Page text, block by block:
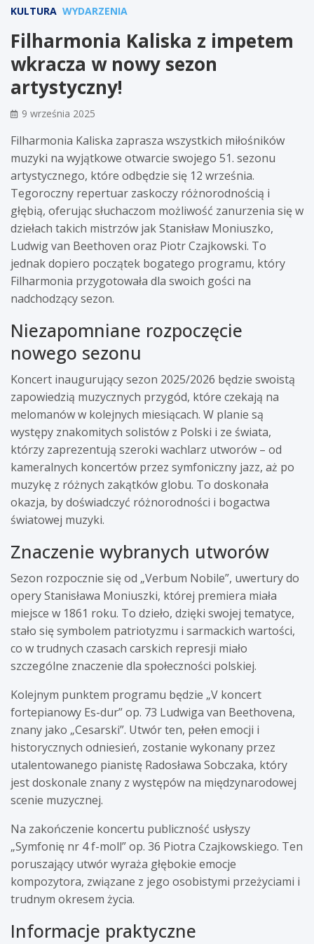
KULTURA WYDARZENIA
Filharmonia Kaliska z impetem
wkracza w nowy sezon
artystyczny!
9 września 2025
Filharmonia Kaliska zaprasza wszystkich miłośników
muzyki na wyjątkowe otwarcie swojego 51. sezonu
artystycznego, które odbędzie się 12 września.
Tegoroczny repertuar zaskoczy różnorodnością i
głębią, oferując słuchaczom możliwość zanurzenia się w
dziełach takich mistrzów jak Stanisław Moniuszko,
Ludwig van Beethoven oraz Piotr Czajkowski. To
jednak dopiero początek bogatego programu, który
Filharmonia przygotowała dla swoich gości na
nadchodzący sezon.
Niezapomniane rozpoczęcie
nowego sezonu
Koncert inaugurujący sezon 2025/2026 będzie swoistą
zapowiedzią muzycznych przygód, które czekają na
melomanów w kolejnych miesiącach. W planie są
występy znakomitych solistów z Polski i ze świata,
którzy zaprezentują szeroki wachlarz utworów – od
kameralnych koncertów przez symfoniczny jazz, aż po
muzykę z różnych zakątków globu. To doskonała
okazja, by doświadczyć różnorodności i bogactwa
światowej muzyki.
Znaczenie wybranych utworów
Sezon rozpocznie się od „Verbum Nobile”, uwertury do
opery Stanisława Moniuszki, której premiera miała
miejsce w 1861 roku. To dzieło, dzięki swojej tematyce,
stało się symbolem patriotyzmu i sarmackich wartości,
co w trudnych czasach carskich represji miało
szczególne znaczenie dla społeczności polskiej.
Kolejnym punktem programu będzie „V koncert
fortepianowy Es-dur” op. 73 Ludwiga van Beethovena,
znany jako „Cesarski”. Utwór ten, pełen emocji i
historycznych odniesień, zostanie wykonany przez
utalentowanego pianistę Radosława Sobczaka, który
jest doskonale znany z występów na międzynarodowej
scenie muzycznej.
Na zakończenie koncertu publiczność usłyszy
„Symfonię nr 4 f-moll” op. 36 Piotra Czajkowskiego. Ten
poruszający utwór wyraża głębokie emocje
kompozytora, związane z jego osobistymi przeżyciami i
trudnym okresem życia.
Informacje praktyczne